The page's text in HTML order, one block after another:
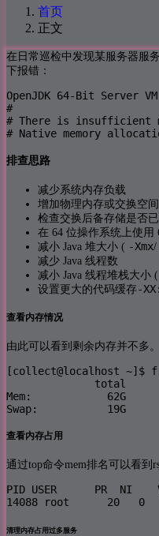
首页
正文
在日常巡检中发现某服务器服
下报错：
OpenJDK 64-Bit Server
#
# There is insufficient
# Native memory
排查思路
减少系统内存负载
增加物理内存或交换空间
检查交换后备存储是否
在 64 位操作系统上使用
减小 Java 堆大小 ( -Xmx/
减少 Java 线程数
减小 Java 线程堆栈大小 (
设置更大的代码缓存 -
查看内存情况
由此可以看到剩余内存并不多。
[collect@localhost ~]$
total
Mem:            62G
Swap:           19G
查看内存占用
通过top命令mem排名可以看到
PID USER      PR  NI
14088 root      20   0
清理内存占用过多服务